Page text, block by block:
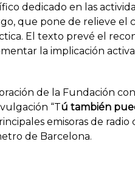
dedicado en las
que pone de relieve el
El texto prevé el
la implicación activa
de la Fundación
“Tú también
emisoras de radio
de Barcelona.